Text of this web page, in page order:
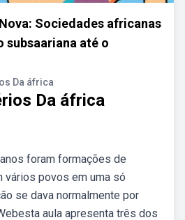
Sociedades africanas
subsaariana até o
Da áfrica
Da áfrica
foram formações de
vários povos em uma só
se dava normalmente por
aula apresenta três dos